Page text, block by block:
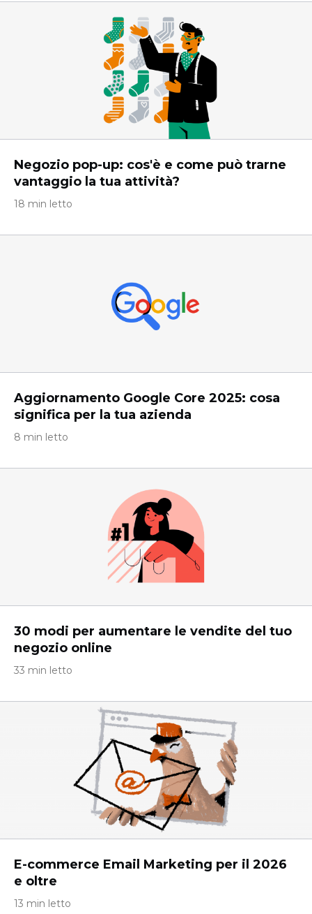
Negozio pop-up: cos'è e come può trarne
vantaggio la tua attività?
18 min letto
Aggiornamento Google Core 2025: cosa
significa per la tua azienda
8 min letto
30 modi per aumentare le vendite del tuo
negozio online
33 min letto
E-commerce Email Marketing per il 2026
e oltre
13 min letto